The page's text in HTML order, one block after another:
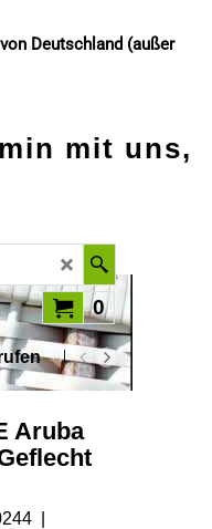
Deutschland (außer
mit uns,
0
Datenschutz
Aruba